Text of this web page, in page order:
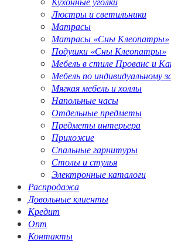
Люстры и светильники
Матрасы
Матрасы «Сны Клеопатры»
Подушки «Сны Клеопатры»
Мебель в стиле Прованс и
Мебель по индивидуальному
Мягкая мебель и холлы
Напольные часы
Отдельные предметы
Предметы интерьера
Прихожие
Спальные гарнитуры
Столы и стулья
Электронные каталоги
Распродажа
Довольные клиенты
Кредит
Опт
Контакты